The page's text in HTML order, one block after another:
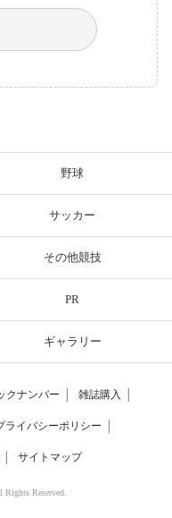
野球
サッカー
その他競技
PR
ギャラリー
クナンバー 雑誌購入
ライバシーポリシー
サイトマップ
Reserved.